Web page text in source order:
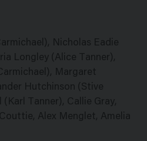
Nicholas Eadie
Longley (Alice Tanner),
Margaret
Hutchinson (Stive
Tanner), Callie Gray,
Alex Menglet, Amelia